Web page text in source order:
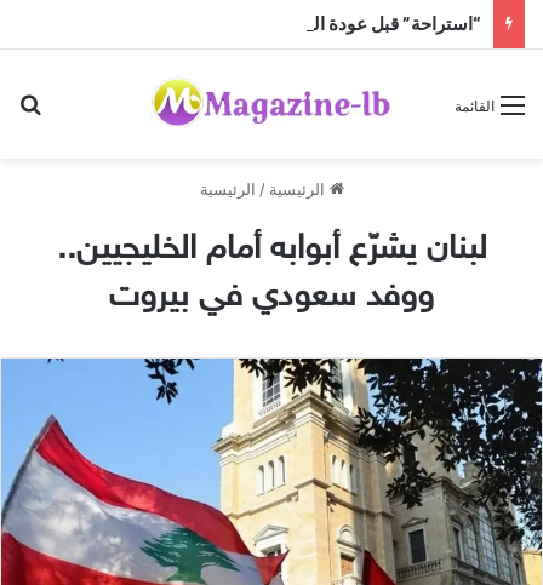
“استراحة” قبل عودة الحرّ!
القائمة
الرئيسية / الرئيسية
لبنان يشرّع أبوابه أمام الخليجيين..
ووفد سعودي في بيروت